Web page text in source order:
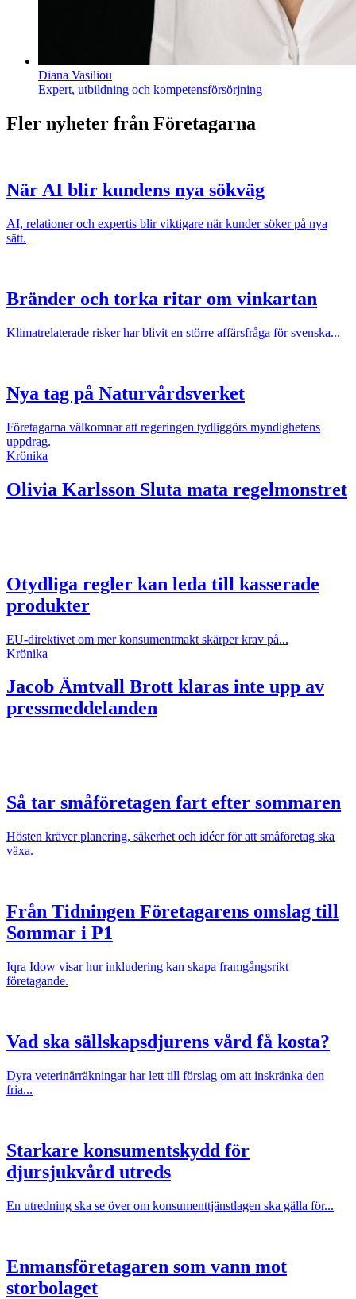
Diana Vasiliou
Expert, utbildning och kompetensförsörjning
Fler nyheter från Företagarna
När AI blir kundens nya sökväg
AI, relationer och expertis blir viktigare när kunder söker på nya
sätt.
Bränder och torka ritar om vinkartan
Klimatrelaterade risker har blivit en större affärsfråga för svenska...
Nya tag på Naturvårdsverket
Företagarna välkomnar att regeringen tydliggörs myndighetens
uppdrag.
Krönika
Olivia Karlsson Sluta mata regelmonstret
Otydliga regler kan leda till kasserade
produkter
EU-direktivet om mer konsumentmakt skärper krav på...
Krönika
Jacob Ämtvall Brott klaras inte upp av
pressmeddelanden
Så tar småföretagen fart efter sommaren
Hösten kräver planering, säkerhet och idéer för att småföretag ska
växa.
Från Tidningen Företagarens omslag till
Sommar i P1
Iqra Idow visar hur inkludering kan skapa framgångsrikt
företagande.
Vad ska sällskapsdjurens vård få kosta?
Dyra veterinärräkningar har lett till förslag om att inskränka den
fria...
Starkare konsumentskydd för
djursjukvård utreds
En utredning ska se över om konsumenttjänstlagen ska gälla för...
Enmansföretagaren som vann mot
storbolaget